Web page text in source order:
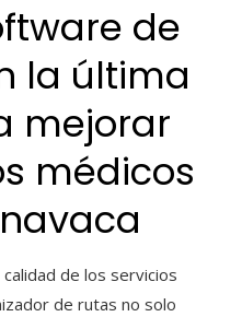
de
la última
mejorar
médicos
de los servicios
de rutas no solo